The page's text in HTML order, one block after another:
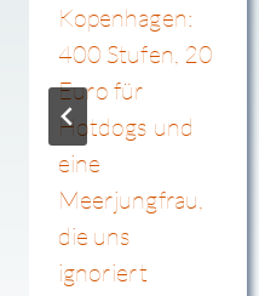
Kopenhagen:
400 Stufen, 20
Euro für
Hotdogs und
eine
Meerjungfrau,
die uns
ignoriert